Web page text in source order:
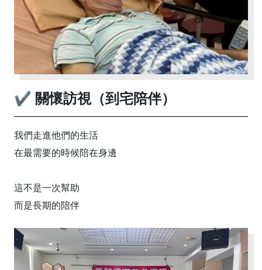
✔ 關懷訪視（到宅陪伴）
我們走進他們的生活
在最需要的時候陪在身邊
這不是一次幫助
而是長期的陪伴